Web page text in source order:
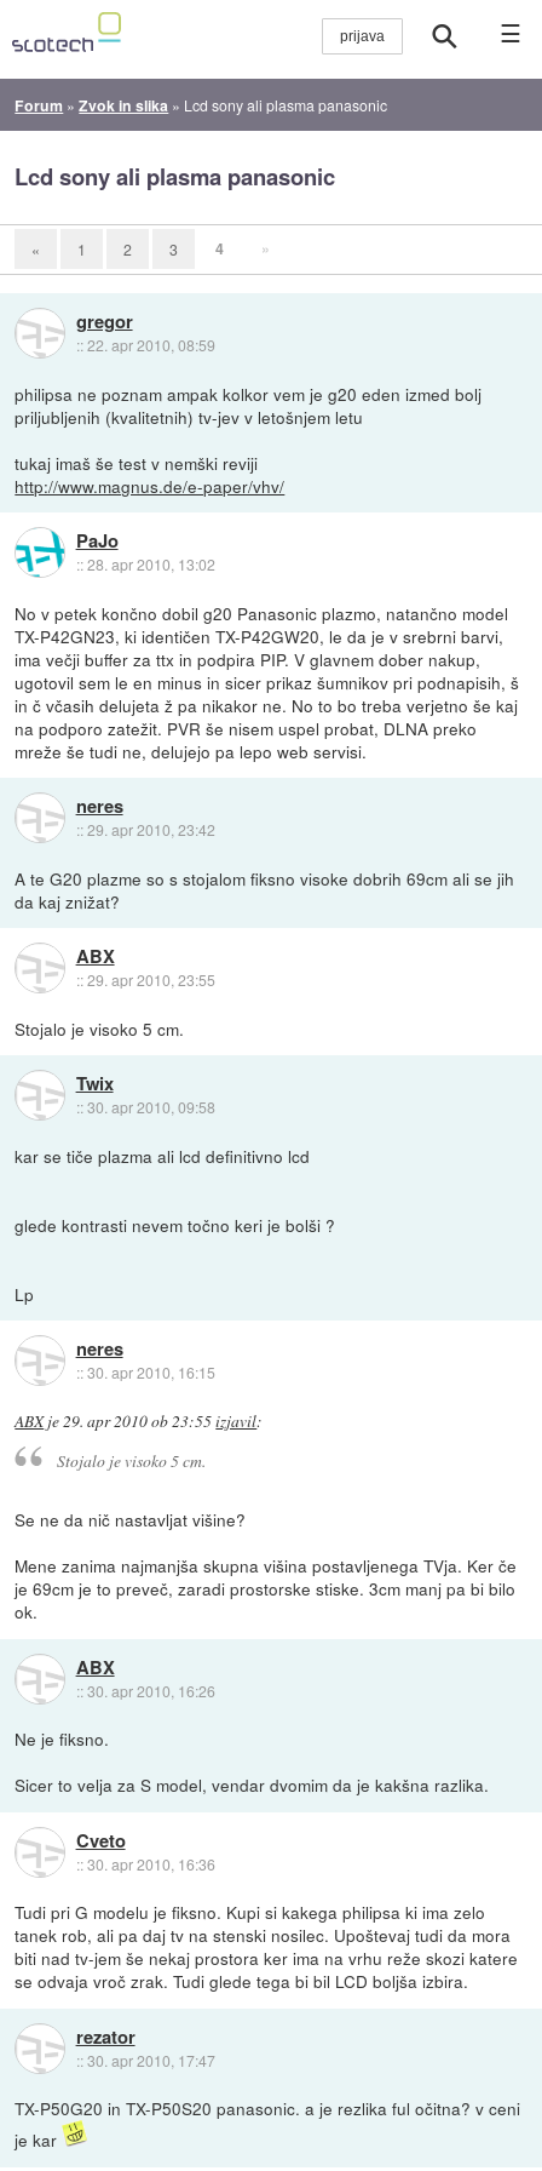
☰
Forum »Zvok in slika » Lcd sony ali plasma panasonic
Lcd sony ali plasma panasonic
« 1 2 3 4 »
gregor
::22. apr 2010, 08:59
philipsa ne poznam ampak kolkor vem je g20 eden izmed bolj
priljubljenih (kvalitetnih) tv-jev v letošnjem letu
tukaj imaš še test v nemški reviji
http://www.magnus.de/e-paper/vhv/
PaJo
::28. apr 2010, 13:02
No v petek končno dobil g20 Panasonic plazmo, natančno model
TX-P42GN23, ki identičen TX-P42GW20, le da je v srebrni barvi,
ima večji buffer za ttx in podpira PIP. V glavnem dober nakup,
ugotovil sem le en minus in sicer prikaz šumnikov pri podnapisih, š
in č včasih delujeta ž pa nikakor ne. No to bo treba verjetno še kaj
na podporo zatežit. PVR še nisem uspel probat, DLNA preko
mreže še tudi ne, delujejo pa lepo web servisi.
neres
::29. apr 2010, 23:42
A te G20 plazme so s stojalom fiksno visoke dobrih 69cm ali se jih
da kaj znižat?
ABX
::29. apr 2010, 23:55
Stojalo je visoko 5 cm.
Twix
::30. apr 2010, 09:58
kar se tiče plazma ali lcd definitivno lcd
glede kontrasti nevem točno keri je bolši ?
Lp
neres
::30. apr 2010, 16:15
ABXje29. apr 2010 ob 23:55izjavil:
Stojalo je visoko 5 cm.
Se ne da nič nastavljat višine?
Mene zanima najmanjša skupna višina postavljenega TVja. Ker če
je 69cm je to preveč, zaradi prostorske stiske. 3cm manj pa bi bilo
ok.
ABX
::30. apr 2010, 16:26
Ne je fiksno.
Sicer to velja za S model, vendar dvomim da je kakšna razlika.
Cveto
::30. apr 2010, 16:36
Tudi pri G modelu je fiksno. Kupi si kakega philipsa ki ima zelo
tanek rob, ali pa daj tv na stenski nosilec. Upoštevaj tudi da mora
biti nad tv-jem še nekaj prostora ker ima na vrhu reže skozi katere
se odvaja vroč zrak. Tudi glede tega bi bil LCD boljša izbira.
rezator
::30. apr 2010, 17:47
TX-P50G20 in TX-P50S20 panasonic. a je rezlika ful očitna? v ceni
je kar